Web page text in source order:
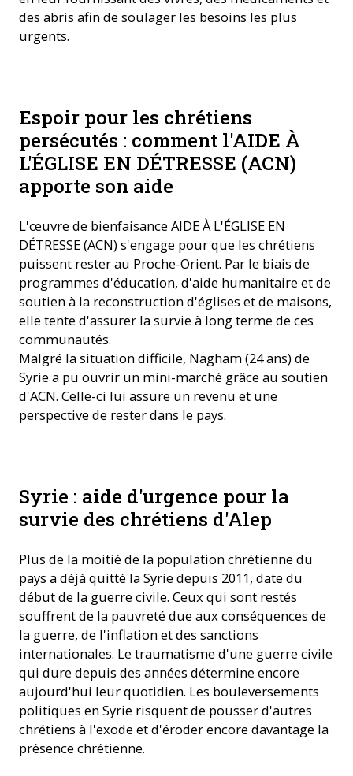
des abris afin de soulager les besoins les plus
urgents.
Espoir pour les chrétiens
persécutés : comment l'AIDE À
L'ÉGLISE EN DÉTRESSE (ACN)
apporte son aide
L'œuvre de bienfaisance AIDE À L'ÉGLISE EN
DÉTRESSE (ACN) s'engage pour que les chrétiens
puissent rester au Proche-Orient. Par le biais de
programmes d'éducation, d'aide humanitaire et de
soutien à la reconstruction d'églises et de maisons,
elle tente d'assurer la survie à long terme de ces
communautés.
Malgré la situation difficile, Nagham (24 ans) de
Syrie a pu ouvrir un mini-marché grâce au soutien
d'ACN. Celle-ci lui assure un revenu et une
perspective de rester dans le pays.
Syrie : aide d'urgence pour la
survie des chrétiens d'Alep
Plus de la moitié de la population chrétienne du
pays a déjà quitté la Syrie depuis 2011, date du
début de la guerre civile. Ceux qui sont restés
souffrent de la pauvreté due aux conséquences de
la guerre, de l'inflation et des sanctions
internationales. Le traumatisme d'une guerre civile
qui dure depuis des années détermine encore
aujourd'hui leur quotidien. Les bouleversements
politiques en Syrie risquent de pousser d'autres
chrétiens à l'exode et d'éroder encore davantage la
présence chrétienne.
en Détresse (ACN) ». ©ACN